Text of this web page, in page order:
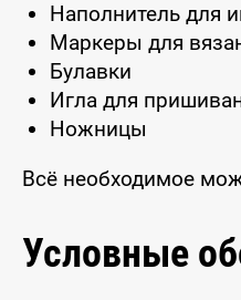
Наполнитель для
Маркеры для
Булавки
Игла для
Ножницы
Всё необходимое
Условные